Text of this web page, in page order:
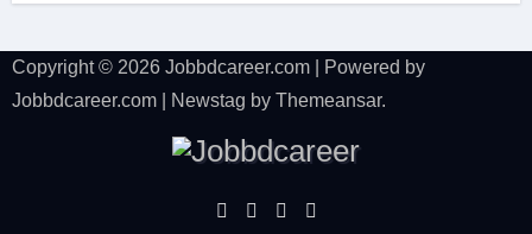
Copyright © 2026 Jobbdcareer.com | Powered by
Jobbdcareer.com
Newstag by Themeansar.